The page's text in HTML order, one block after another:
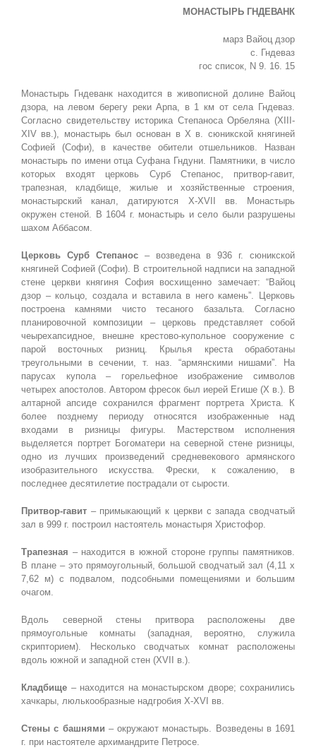
МОНАСТЫРЬ ГНДЕВАНК
марз Вайоц дзор
с. Гндеваз
гос список, N 9. 16. 15
Монастырь Гндеванк находится в живописной долине Вайоц
дзора, на левом берегу реки Арпа, в 1 км от села Гндеваз.
Согласно свидетельству историка Степаноса Орбеляна (XIII-
XIV вв.), монастырь был основан в Х в. сюникской княгиней
Софией (Софи), в качестве обители отшельников. Назван
монастырь по имени отца Суфана Гндуни. Памятники, в число
которых входят церковь Сурб Степанос, притвор-гавит,
трапезная, кладбище, жилые и хозяйственные строения,
монастырский канал, датируются Х-XVII вв. Монастырь
окружен стеной. В 1604 г. монастырь и село были разрушены
шахом Аббасом.
Церковь Сурб Степанос – возведена в 936 г. сюникской
княгиней Софией (Софи). В строительной надписи на западной
стене церкви княгиня София восхищенно замечает: “Вайоц
дзор – кольцо, создала и вставила в него камень”. Церковь
построена камнями чисто тесаного базальта. Согласно
планировочной композиции – церковь представляет собой
чеырехапсидное, внешне крестово-купольное сооружение с
парой восточных ризниц. Крылья креста обработаны
треугольными в сечении, т. наз. “армянскими нишами”. На
парусах купола – горельефное изображение символов
четырех апостолов. Автором фресок был иерей Егише (Х в.). В
алтарной апсиде сохранился фрагмент портрета Христа. К
более позднему периоду относятся изображенные над
входами в ризницы фигуры. Мастерством исполнения
выделяется портрет Богоматери на северной стене ризницы,
одно из лучших произведений средневекового армянского
изобразительного искусства. Фрески, к сожалению, в
последнее десятилетие пострадали от сырости.
Притвор-гавит – примыкающий к церкви с запада сводчатый
зал в 999 г. построил настоятель монастыря Христофор.
Трапезная – находится в южной стороне группы памятников.
В плане – это прямоугольный, большой сводчатый зал (4,11 х
7,62 м) с подвалом, подсобными помещениями и большим
очагом.
Вдоль северной стены притвора расположены две
прямоугольные комнаты (западная, вероятно, служила
скрипторием). Несколько сводчатых комнат расположены
вдоль южной и западной стен (XVII в.).
Кладбище – находится на монастырском дворе; сохранились
хачкары, люлькообразные надгробия Х-XVI вв.
Стены с башнями – окружают монастырь. Возведены в 1691
г. при настоятеле архимандрите Петросе.